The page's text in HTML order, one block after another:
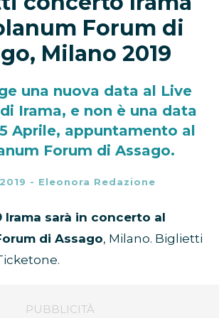
Forum di
Milano 2019
una nuova data al Live
Irama, e non è una data
Aprile, appuntamento al
Forum di Assago.
- Eleonora Redazione
Irama sarà in concerto al
di Assago, Milano. Biglietti